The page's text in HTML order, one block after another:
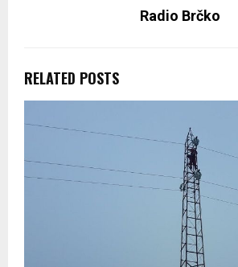
Radio Brčko
RELATED POSTS